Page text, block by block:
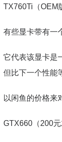
TX760Ti（OEM
有些显卡带有一
它代表该显卡是
但比下一个性能
以闲鱼的价格来
GTX660（200